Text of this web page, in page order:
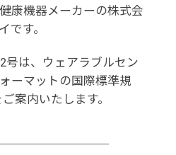
康機器メーカーの株式会
です。
号は、ウェアラブルセン
ーマットの国際標準規
案内いたします。